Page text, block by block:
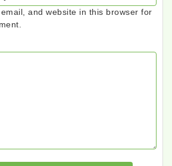
and website in this browser for